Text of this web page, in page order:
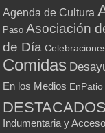
Agenda de Cultura
Paso Asociación
de Día
Comidas
En los Medios EnPatio
DESTACADOS
Indumentaria y